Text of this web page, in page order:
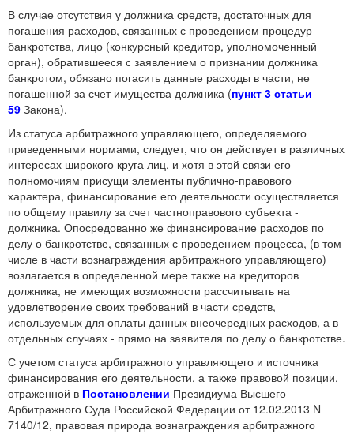
В случае отсутствия у должника средств, достаточных для
погашения расходов, связанных с проведением процедур
банкротства, лицо (конкурсный кредитор, уполномоченный
орган), обратившееся с заявлением о признании должника
банкротом, обязано погасить данные расходы в части, не
погашенной за счет имущества должника (пункт 3 статьи
59 Закона).
Из статуса арбитражного управляющего, определяемого
приведенными нормами, следует, что он действует в различных
интересах широкого круга лиц, и хотя в этой связи его
полномочиям присущи элементы публично-правового
характера, финансирование его деятельности осуществляется
по общему правилу за счет частноправового субъекта -
должника. Опосредованно же финансирование расходов по
делу о банкротстве, связанных с проведением процесса, (в том
числе в части вознаграждения арбитражного управляющего)
возлагается в определенной мере также на кредиторов
должника, не имеющих возможности рассчитывать на
удовлетворение своих требований в части средств,
используемых для оплаты данных внеочередных расходов, а в
отдельных случаях - прямо на заявителя по делу о банкротстве.
С учетом статуса арбитражного управляющего и источника
финансирования его деятельности, а также правовой позиции,
отраженной в Постановлении Президиума Высшего
Арбитражного Суда Российской Федерации от 12.02.2013 N
7140/12, правовая природа вознаграждения арбитражного